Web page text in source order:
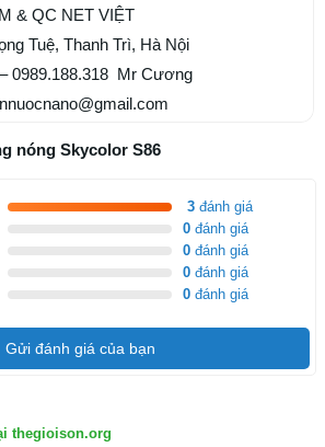
& QC NET VIỆT
Tuệ, Thanh Trì, Hà Nội
0989.188.318 Mr Cương
nóng Skycolor S86
3 đánh giá
0 đánh giá
0 đánh giá
0 đánh giá
0 đánh giá
Gửi đánh giá của bạn
thegioison.org